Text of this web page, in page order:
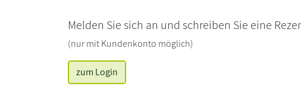
Melden Sie sich an und schreiben Sie eine
(nur mit Kundenkonto möglich)
zum Login